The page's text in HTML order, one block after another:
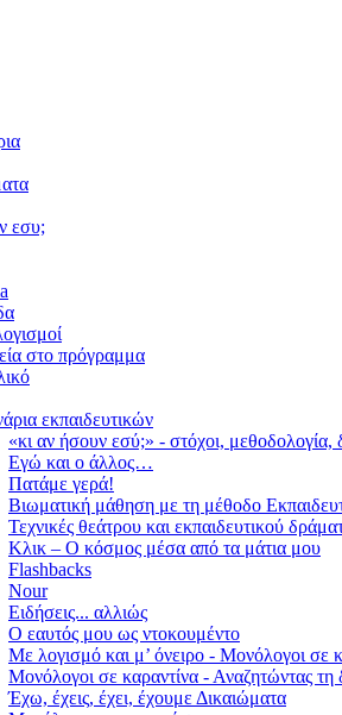
εσυ;
στο πρόγραμμα
εκπαιδευτικών
«κι αν ήσουν εσύ;» - στόχοι, μεθοδολογία,
Εγώ και ο άλλος…
Πατάμε γερά!
Βιωματική μάθηση με τη μέθοδο
Τεχνικές θεάτρου και εκπαιδευτικού
Κλικ – Ο κόσμος μέσα από τα μάτια μου
Flashbacks
Nour
Ειδήσεις... αλλιώς
Ο εαυτός μου ως ντοκουμέντο
Με λογισμό και μ’ όνειρο - Μονόλογοι σε
Μονόλογοι σε καραντίνα - Αναζητώντας
Έχω, έχεις, έχει, έχουμε Δικαιώματα